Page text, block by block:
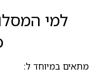
למי
מתאים במיוחד ל: